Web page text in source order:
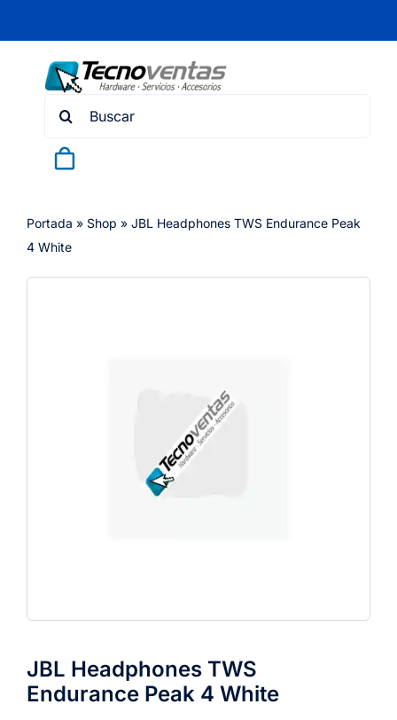
content
Search
Portada » Shop » JBL Headphones TWS Endurance Peak
4 White
JBL Headphones TWS
Endurance Peak 4 White